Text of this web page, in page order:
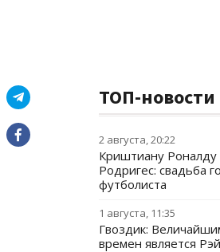
ТОП-новости
2 августа, 20:22
Криштиану
Родригес: свадьба
футболиста
1 августа, 11:35
Гвоздик:
времен является